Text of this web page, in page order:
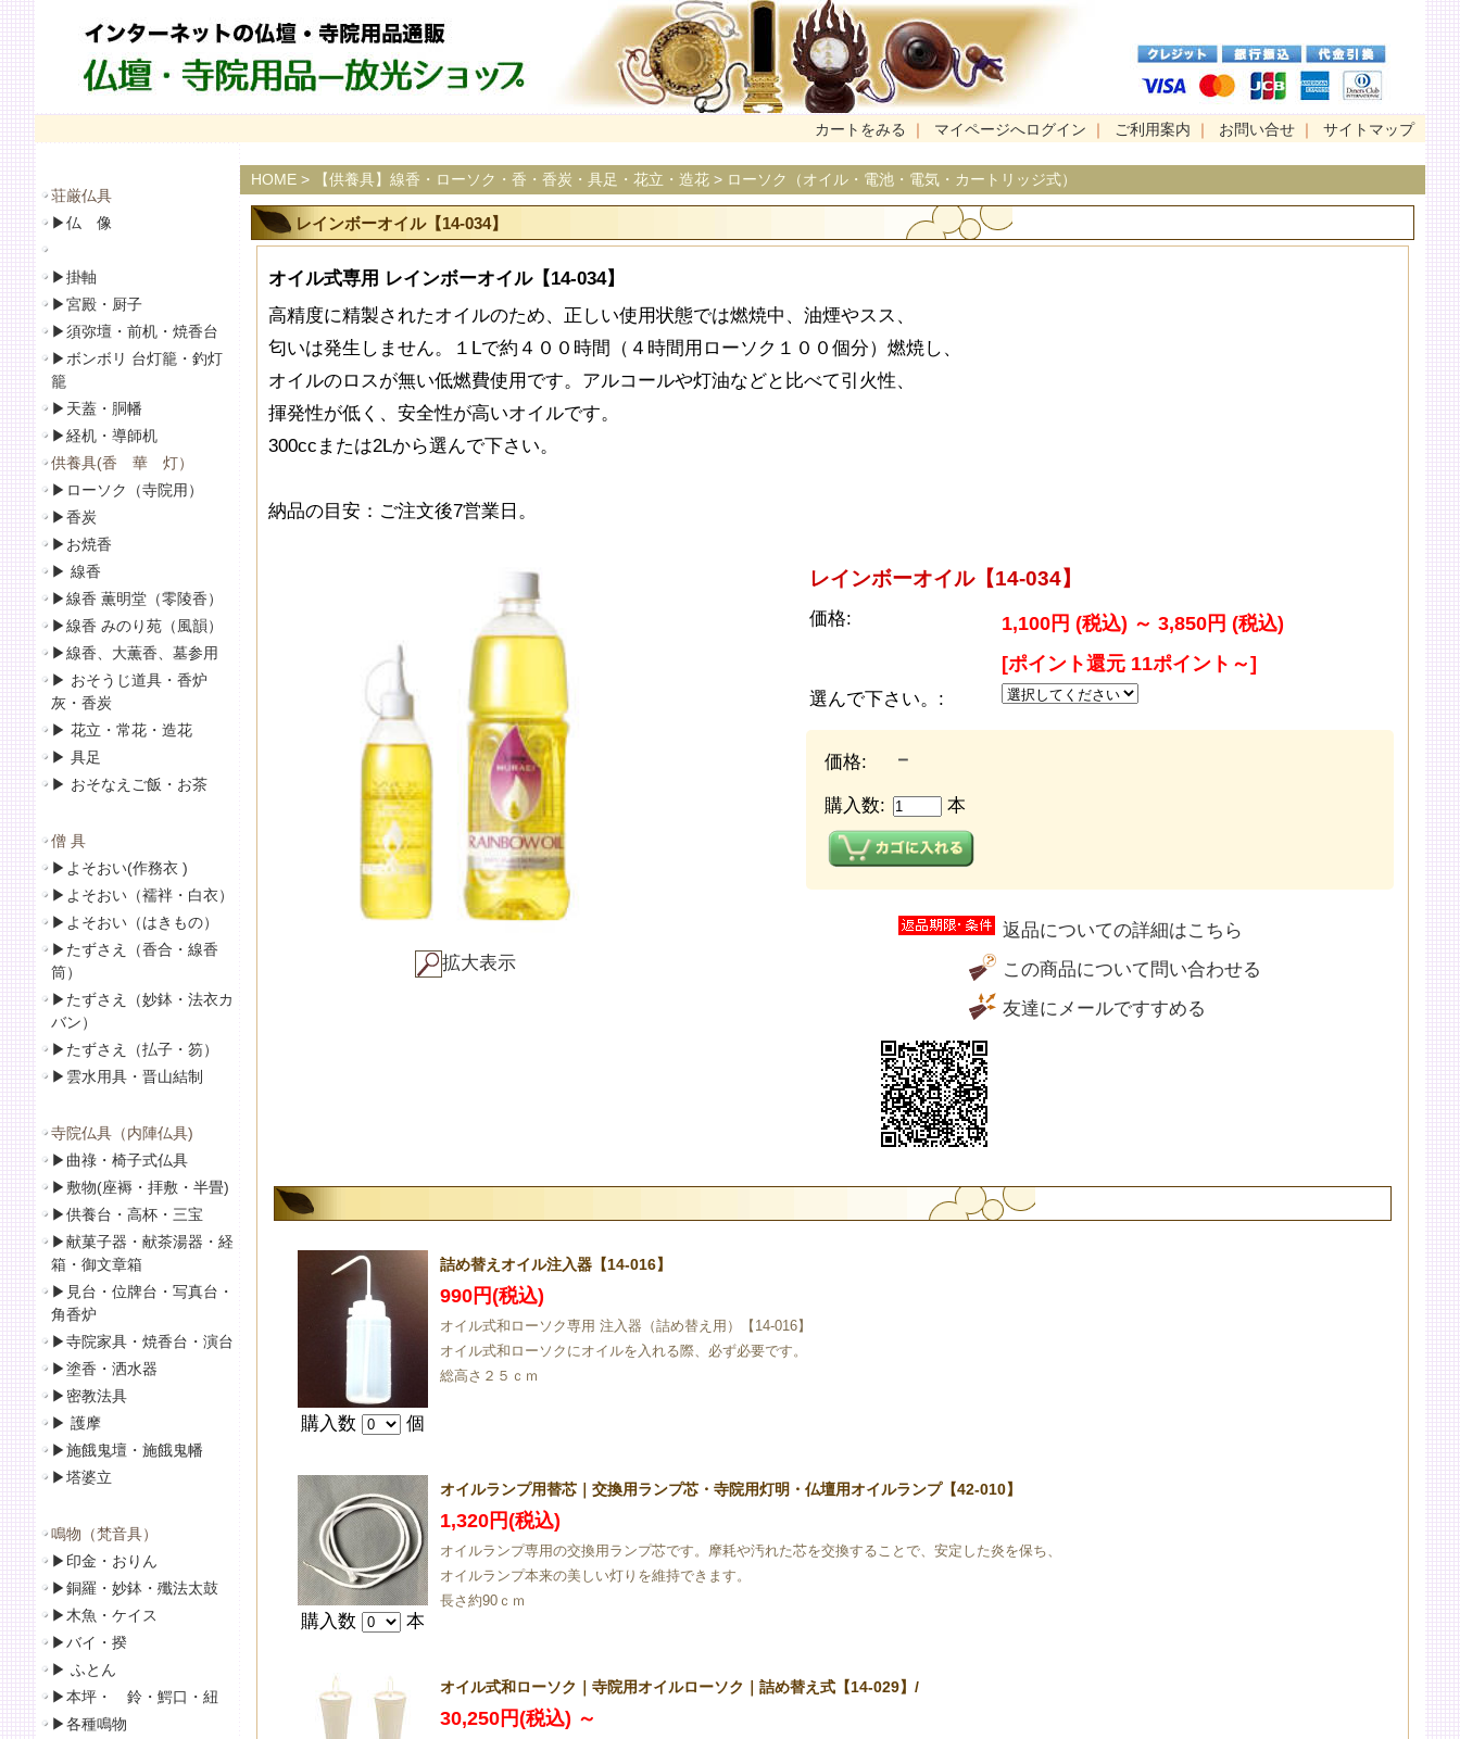
カートをみる ｜ マイページへログイン ｜ ご利用案内 ｜ お問い合せ ｜ サイトマップ
荘厳仏具
▶仏 像
▶掛軸
▶宮殿・厨子
▶須弥壇・前机・焼香台
▶ ボンボリ 台灯籠・釣灯
籠
▶ 天蓋・胴幡
▶経机・導師机
供養具(香 華 灯）
▶ ローソク（寺院用）
▶香炭
▶ お焼香
▶ 線香
▶線香 薫明堂（零陵香）
▶線香 みのり苑（風韻）
▶線香、大薫香、墓参用
▶ おそうじ道具・香炉
灰・香炭
▶ 花立・常花・造花
▶ 具足
▶ おそなえご飯・お茶
僧 具
▶ よそおい(作務衣 )
▶ よそおい（襦袢・白衣）
▶ よそおい（はきもの）
▶ たずさえ（香合・線香
筒）
▶ たずさえ（妙鉢・法衣カ
バン）
▶ たずさえ（払子・笏）
▶ 雲水用具・晋山結制
寺院仏具（内陣仏具)
▶ 曲祿・椅子式仏具
▶ 敷物(座褥・拝敷・半畳)
▶供養台・高杯・三宝
▶献菓子器・献茶湯器・経
箱・御文章箱
▶ 見台・位牌台・写真台・
角香炉
▶寺院家具・焼香台・演台
▶塗香・洒水器
▶ 密教法具
▶ 護摩
▶施餓鬼壇・施餓鬼幡
▶塔婆立
鳴物（梵音具）
▶ 印金・おりん
▶銅羅・妙鉢・殲法太鼓
▶ 木魚・ケイス
▶バイ・揆
▶ ふとん
▶本坪・ 鈴・鰐口・紐
▶各種鳴物
HOME > 【供養具】線香・ローソク・香・香炭・具足・花立・造花 > ローソク（オイル・電池・電気・カートリッジ式）
レインボーオイル【14-034】
オイル式専用 レインボーオイル【14-034】
高精度に精製されたオイルのため、正しい使用状態では燃焼中、油煙やスス、
匂いは発生しません。１Lで約４００時間（４時間用ローソク１００個分）燃焼し、
オイルのロスが無い低燃費使用です。アルコールや灯油などと比べて引火性、
揮発性が低く、安全性が高いオイルです。
300ccまたは2Lから選んで下さい。
納品の目安：ご注文後7営業日。
拡大表示
レインボーオイル【14-034】
価格: 1,100円 (税込) ～ 3,850円 (税込)
[ポイント還元 11ポイント～]
選んで下さい。:
価格: －
購入数: 本
返品についての詳細はこちら
この商品について問い合わせる
友達にメールですすめる
購入数 個
詰め替えオイル注入器【14-016】
990円(税込)
オイル式和ローソク専用 注入器（詰め替え用）【14-016】
オイル式和ローソクにオイルを入れる際、必ず必要です。
総高さ２５ｃｍ
購入数 本
オイルランプ用替芯｜交換用ランプ芯・寺院用灯明・仏壇用オイルランプ【42-010】
1,320円(税込)
オイルランプ専用の交換用ランプ芯です。摩耗や汚れた芯を交換することで、安定した炎を保ち、
オイルランプ本来の美しい灯りを維持できます。
長さ約90ｃｍ
オイル式和ローソク｜寺院用オイルローソク｜詰め替え式【14-029】/
30,250円(税込) ～